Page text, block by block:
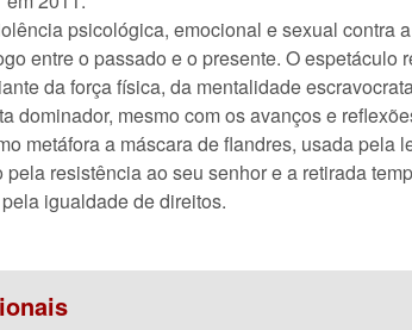
psicológica, emocional e sexual contra
entre o passado e o presente. O espetáculo
da força física, da mentalidade
dominador, mesmo com os avanços e
metáfora a máscara de flandres, usada pela
resistência ao seu senhor e a retirada
igualdade de direitos.